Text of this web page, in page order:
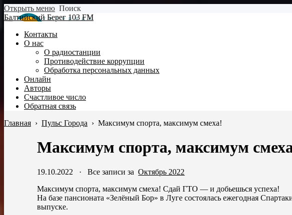
Открыть меню Поиск
Балтийский Берег 103 FM
Контакты
О нас
О радиостанции
Противодействие коррупции
Обработка персональных данных
Онлайн
Авторы
Счастливое число
Обратная связь
Главная › Пульс Города › Максимум спорта, максимум смеха!
Максимум спорта, максимум
19.10.2022 ·Все записи заОктябрь 2022
Максимум спорта, максимум смеха! Сдай ГТО — и добьешься успеха!
На базе пансионата «Зелёный Бор» в Луге состоялась ежегодная
выпуске.